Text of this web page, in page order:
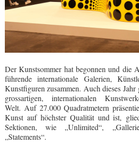
Der Kunstsommer hat begonnen und die
führende internationale Galerien,
Kunstfiguren zusammen. Auch dieses
grossartigen, internationalen
Welt.Auf 27.000 Quadratmetern
Kunst auf höchster Qualität und ist,
Sektionen, wie „Unlimited“,
„Statements“.